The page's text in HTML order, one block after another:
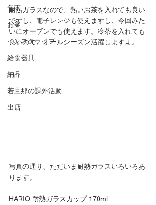
包丁
お釜
インスタライブ
給食器具
納品
若旦那の課外活動
出店
耐熱ガラスなので、熱いお茶を入れても良い
ですし、電子レンジも使えますし、今回みた
いにオーブンでも使えます。冷茶を入れても
良いので、オールシーズン活躍しますよ。
写真の通り、ただいま耐熱ガラスいろいろあ
ります。
HARIO 耐熱ガラスカップ 170ml